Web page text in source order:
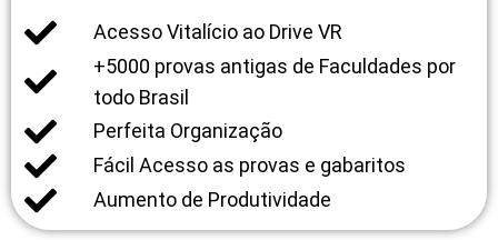
Acesso Vitalício ao Drive VR
+5000 provas antigas de Faculdades por
todo Brasil
Perfeita Organização
Fácil Acesso as provas e gabaritos
Aumento de Produtividade